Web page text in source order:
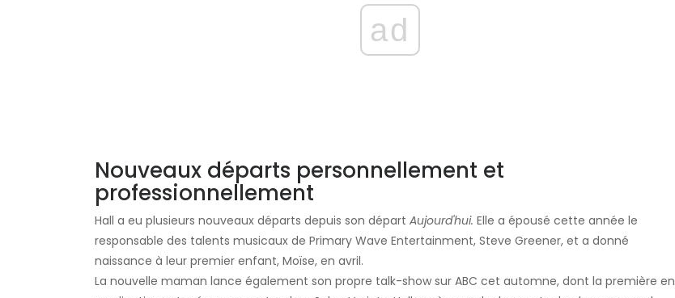
ad
Nouveaux départs personnellement et
professionnellement
Hall a eu plusieurs nouveaux départs depuis son départ Aujourd'hui. Elle a épousé cette année le
responsable des talents musicaux de Primary Wave Entertainment, Steve Greener, et a donné
naissance à leur premier enfant, Moïse, en avril.
La nouvelle maman lance également son propre talk-show sur ABC cet automne, dont la première en